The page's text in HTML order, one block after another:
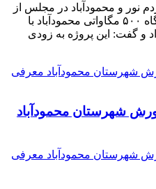
نور و محمودآباد در مجلس از
آغاز اجرای فاز نخست نیروگاه ۵۰۰ مگاواتی محمودآباد با
خبر داد و گفت: این پروژه به زودی
شهرستان محمودآباد